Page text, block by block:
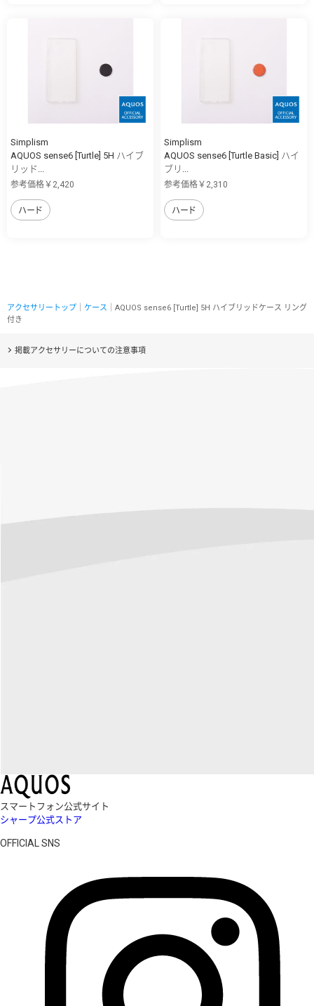
Simplism
AQUOS sense6 [Turtle] 5H ハイブ
リッド...
参考価格￥2,420
ハード
Simplism
AQUOS sense6 [Turtle Basic] ハイ
ブリ...
参考価格￥2,310
ハード
アクセサリートップ ケース ｜AQUOS sense6 [Turtle] 5H ハイブリッドケース リング
付き
掲載アクセサリーについての注意事項
スマートフォン公式サイト
シャープ公式ストア
OFFICIAL SNS